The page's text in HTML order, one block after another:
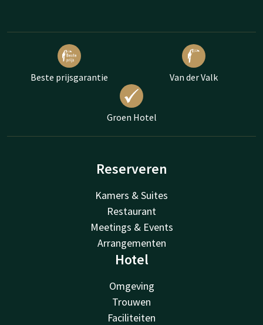
Beste prijsgarantie Van der Valk
Groen Hotel
Reserveren
Kamers & Suites
Restaurant
Meetings & Events
Arrangementen
Hotel
Omgeving
Trouwen
Faciliteiten